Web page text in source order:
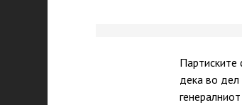
Партиските
дека во дел